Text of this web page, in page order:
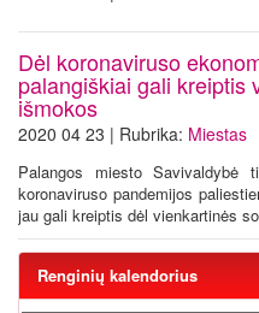
Dėl koronaviruso
palangiškiai gali kreiptis
išmokos
2020 04 23 | Rubrika: Miestas
Palangos miesto Savivaldybė
koronaviruso pandemijos
jau gali kreiptis dėl vienkartinės
Renginių kalendorius